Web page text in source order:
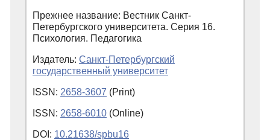
Прежнее название: Вестник Санкт-
Петербургского университета. Серия 16.
Психология. Педагогика
Издатель: Санкт-Петербургский
государственный университет
ISSN: 2658-3607 (Print)
ISSN: 2658-6010 (Online)
DOI: 10.21638/spbu16